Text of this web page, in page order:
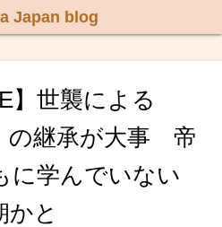
Japan blog
】世襲による
の継承が大事 帝
に学んでいない
かと